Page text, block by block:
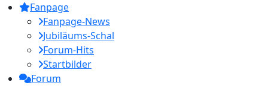
Fanpage
Fanpage-News
Jubiläums-Schal
Forum-Hits
Startbilder
Forum